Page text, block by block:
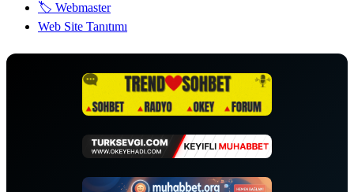
🏷️ Webmaster
Web Site Tanıtımı